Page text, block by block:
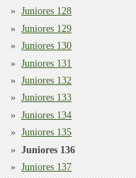
Juniores 128
Juniores 129
Juniores 130
Juniores 131
Juniores 132
Juniores 133
Juniores 134
Juniores 135
Juniores 136
Juniores 137